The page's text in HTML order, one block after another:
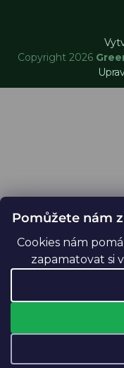
Pomůžete nám
Cookies nám
zapamatovat si
Copyright 2026